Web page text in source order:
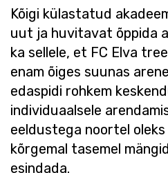
Kõigi külastatud
uut ja huvitavat õppida
ka sellele, et FC Elva
enam õiges suunas
edaspidi rohkem
individuaalsele
eeldustega noortel
kõrgemal tasemel
esindada.